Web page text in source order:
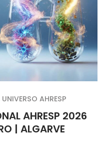
AHRESP 2026
| ALGARVE
UNIVERSO AHRESP